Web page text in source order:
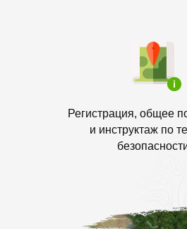
Регистрация, общее
и инструктаж по